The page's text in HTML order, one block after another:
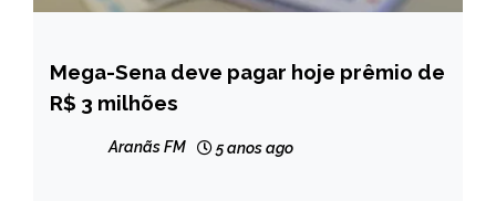
BRASIL
NOTÍCIAS
Mega-Sena deve pagar hoje prêmio de
R$ 3 milhões
Aranãs FM 5 anos ago